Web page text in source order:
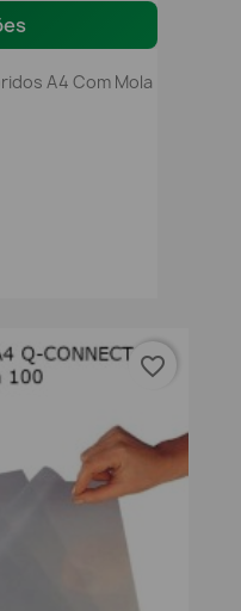
A4 Com Mola
favorite_border